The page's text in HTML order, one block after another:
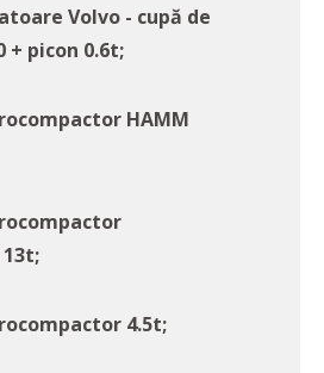
Volvo - cupă de
+ picon 0.6t;
HAMM
13t;
4.5t;